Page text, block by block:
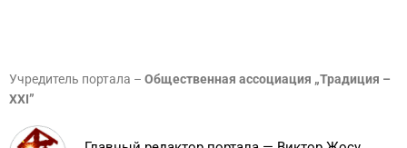
Учредитель портала – Общественная ассоциация „Традиция –
XXI”